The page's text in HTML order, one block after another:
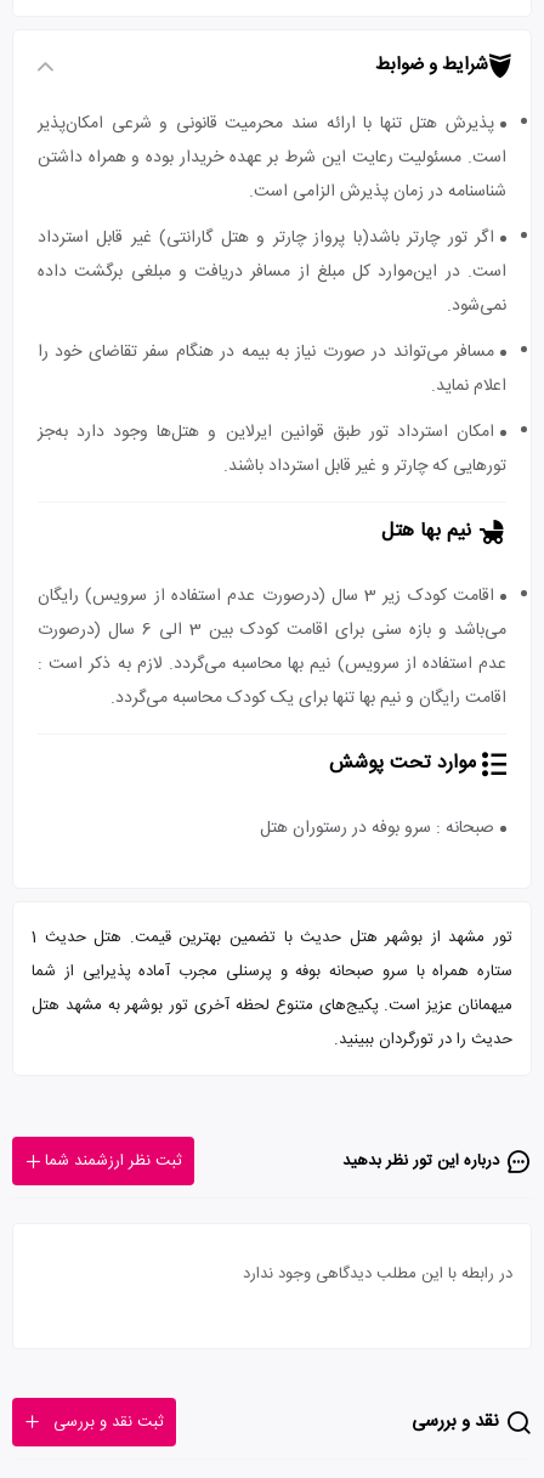
شرایط و ضوابط
پذیرش هتل تنها با ارائه سند محرمیت قانونی و شرعی امکان‌پذیر
است. مسئولیت رعایت این شرط بر عهده خریدار بوده و همراه داشتن
شناسنامه در زمان پذیرش الزامی است.
اگر تور چارتر باشد(با پرواز چارتر و هتل گارانتی) غیر قابل استرداد
است. در این‌موارد کل مبلغ از مسافر دریافت و مبلغی برگشت داده
نمی‌شود.
مسافر می‌تواند در صورت نیاز به بیمه در هنگام سفر تقاضای خود را
اعلام نماید.
امکان استرداد تور طبق قوانین ایرلاین و هتل‌ها وجود دارد به‌جز
تورهایی که چارتر و غیر قابل استرداد باشند.
نیم بها هتل
اقامت کودک زیر 3 سال (درصورت عدم استفاده از سرویس) رایگان
می‌باشد و بازه سنی برای اقامت کودک بین 3 الی 6 سال (درصورت
عدم استفاده از سرویس) نیم بها محاسبه می‌گردد. لازم به ذکر است :
اقامت رایگان و نیم بها تنها برای یک کودک محاسبه می‌گردد.
موارد تحت پوشش
صبحانه : سرو بوفه در رستوران هتل
تور مشهد از بوشهر هتل حدیث با تضمین بهترین قیمت. هتل حدیث 1
ستاره همراه با سرو صبحانه بوفه و پرسنلی مجرب آماده پذیرایی از شما
میهمانان عزیز است. پکیج‌های متنوع لحظه آخری تور بوشهر به مشهد هتل
حدیث را در تورگردان ببینید.
درباره این تور‌ نظر بدهید ثبت نظر ارزشمند شما
در رابطه با این مطلب دیدگاهی وجود ندارد
نقد و بررسی ثبت نقد و بررسی